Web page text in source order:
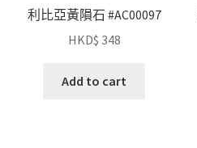
利比亞黃隕石 #AC00097
HKD$ 348
Add to cart